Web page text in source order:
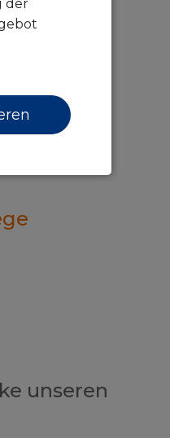
unseren
der